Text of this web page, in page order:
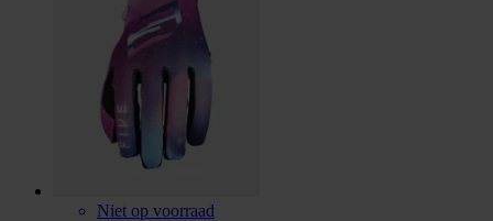
Niet op voorraad